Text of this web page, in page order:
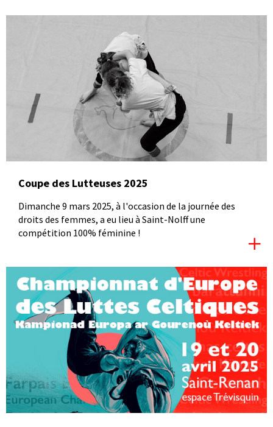
Coupe des Lutteuses 2025
Dimanche 9 mars 2025, à l'occasion de la journée des
droits des femmes, a eu lieu à Saint-Nolff une
compétition 100% féminine !